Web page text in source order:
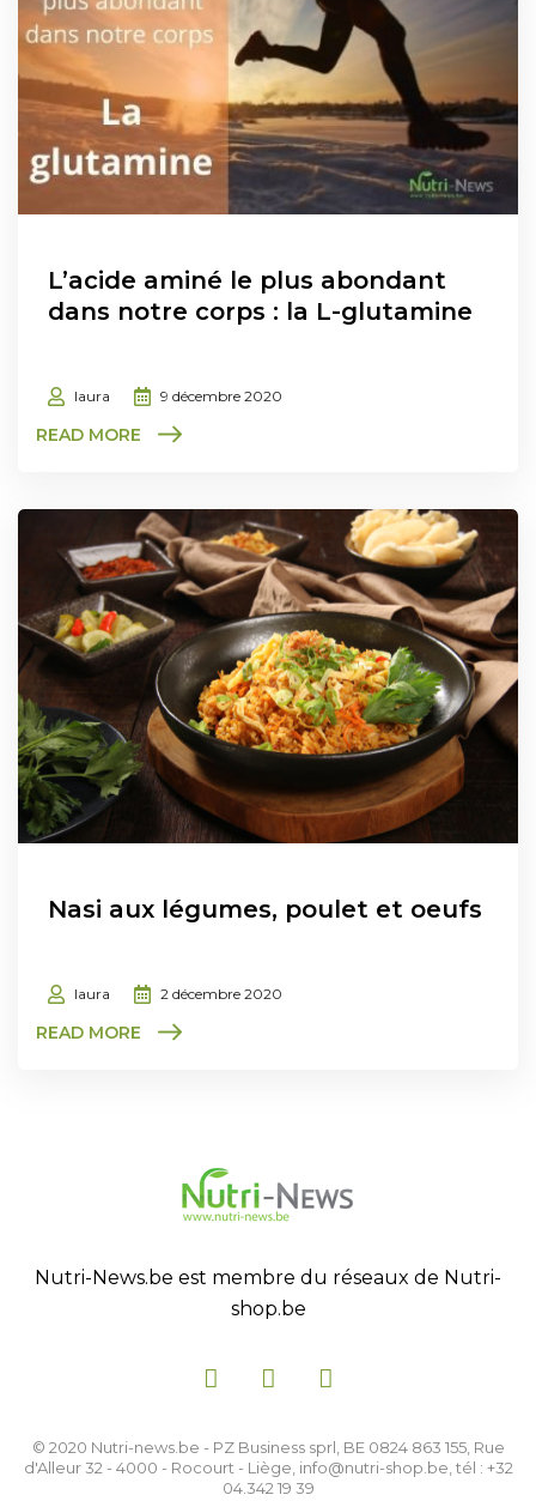
L’acide aminé le plus abondant
dans notre corps : la L-glutamine
laura 9 décembre 2020
READ MORE
Nasi aux légumes, poulet et oeufs
laura 2 décembre 2020
READ MORE
Nutri-News.be est membre du réseaux de Nutri-
shop.be
© 2020 Nutri-news.be - PZ Business sprl, BE 0824 863 155, Rue
d'Alleur 32 - 4000 - Rocourt - Liège, info@nutri-shop.be, tél : +32
04.342 19 39